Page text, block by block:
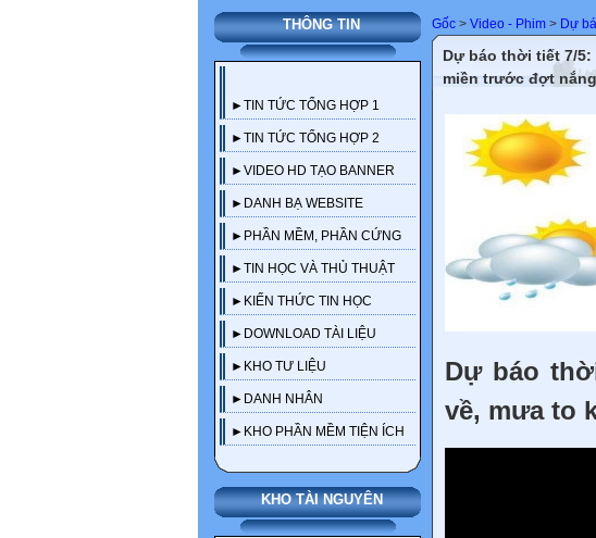
THÔNG TIN
►TIN TỨC TỔNG HỢP 1
►TIN TỨC TỔNG HỢP 2
►VIDEO HD TẠO BANNER
►DANH BẠ WEBSITE
►PHẦN MỀM, PHẦN CỨNG
►TIN HỌC VÀ THỦ THUẬT
►KIẾN THỨC TIN HỌC
►DOWNLOAD TÀI LIỆU
►KHO TƯ LIỆU
►DANH NHÂN
►KHO PHẦN MỀM TIỆN ÍCH
KHO TÀI NGUYÊN
Gốc > Video - Phim > Dự
Dự báo thời tiết 7/5:
miền trước đợt
Dự báo
về, mưa to